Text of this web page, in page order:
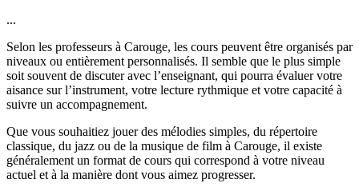
...
Selon les professeurs à Carouge, les cours peuvent être organisés par
niveaux ou entièrement personnalisés. Il semble que le plus simple
soit souvent de discuter avec l’enseignant, qui pourra évaluer votre
aisance sur l’instrument, votre lecture rythmique et votre capacité à
suivre un accompagnement.
Que vous souhaitiez jouer des mélodies simples, du répertoire
classique, du jazz ou de la musique de film à Carouge, il existe
généralement un format de cours qui correspond à votre niveau
actuel et à la manière dont vous aimez progresser.